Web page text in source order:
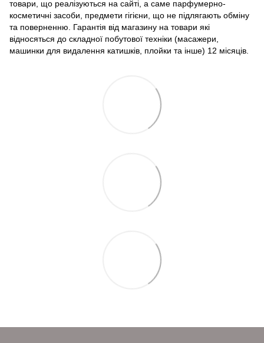
товари, що реалізуються на сайті, а саме парфумерно-
косметичні засоби, предмети гігієни, що не підлягають обміну
та поверненню. Гарантія від магазину на товари які
відносяться до складної побутової техніки (масажери,
машинки для видалення катишків, плойки та інше) 12 місяців.